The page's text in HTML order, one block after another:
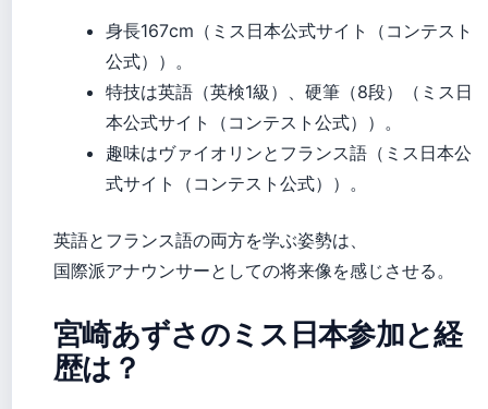
身長167cm（ミス日本公式サイト（コンテスト
公式））。
特技は英語（英検1級）、硬筆（8段）（ミス日
本公式サイト（コンテスト公式））。
趣味はヴァイオリンとフランス語（ミス日本公
式サイト（コンテスト公式））。
英語とフランス語の両方を学ぶ姿勢は、
国際派アナウンサーとしての将来像を感じさせる。
宮崎あずさのミス日本参加と経
歴は？